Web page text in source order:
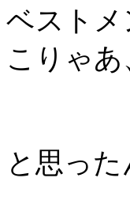
ベスト
こりゃ
と思った